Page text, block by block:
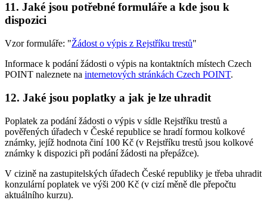
11. Jaké jsou potřebné formuláře a kde jsou k
dispozici
Vzor formuláře: "Žádost o výpis z Rejstříku trestů"
Informace k podání žádosti o výpis na kontaktních místech Czech
POINT naleznete na internetových stránkách Czech POINT.
12. Jaké jsou poplatky a jak je lze uhradit
Poplatek za podání žádosti o výpis v sídle Rejstříku trestů a
pověřených úřadech v České republice se hradí formou kolkové
známky, jejíž hodnota činí 100 Kč (v Rejstříku trestů jsou kolkové
známky k dispozici při podání žádosti na přepážce).
V cizině na zastupitelských úřadech České republiky je třeba uhradit
konzulární poplatek ve výši 200 Kč (v cizí měně dle přepočtu
aktuálního kurzu).